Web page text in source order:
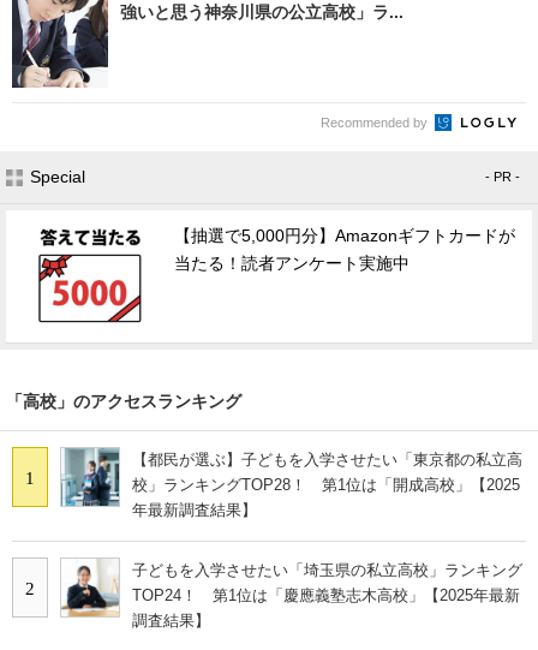
強いと思う神奈川県の公立高校」ラ...
Recommended by
Special - PR -
【抽選で5,000円分】Amazonギフトカードが
当たる！読者アンケート実施中
「高校」のアクセスランキング
1
【都民が選ぶ】子どもを入学させたい「東京都の私立高
校」ランキングTOP28！ 第1位は「開成高校」【2025
年最新調査結果】
2
子どもを入学させたい「埼玉県の私立高校」ランキング
TOP24！ 第1位は「慶應義塾志木高校」【2025年最新
調査結果】